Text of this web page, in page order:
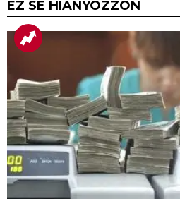
EZ SE HIÁNYOZZON